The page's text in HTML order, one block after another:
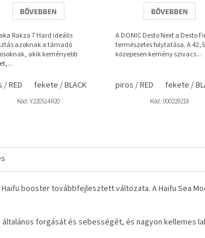
BŐVEBBEN
Rakza 7 Hard ideális
azoknak a támadó
akik keményebb
RED fekete / BLACK
Kód: Y220514R20
BŐVEBBEN
A DONIC Desto Next a Desto
természetes folytatása. A
közepesen kemény szivacs...
piros / RED fekete /
Kód: 000229218
booster továbbfejlesztett változata. A Haifu Sea
forgását és sebességét, és nagyon kellemes